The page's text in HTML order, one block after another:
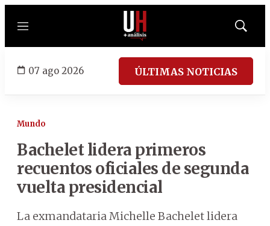
Menú
Mostrar
07 ago 2026 ÚLTIMAS NOTICIAS
Mundo
Bachelet lidera primeros
recuentos oficiales de segunda
vuelta presidencial
La exmandataria Michelle Bachelet lidera